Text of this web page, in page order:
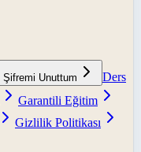
Şifremi Unuttum
Ders
Garantili Eğitim
Gizlilik Politikası